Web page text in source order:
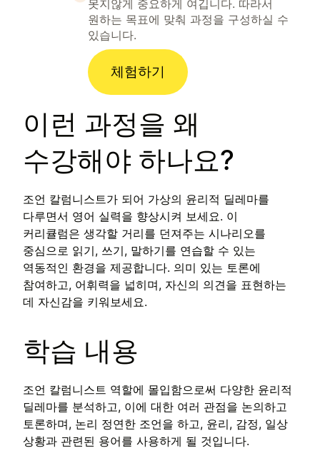
못지않게 중요하게 여깁니다. 따라서
원하는 목표에 맞춰 과정을 구성하실 수
있습니다.
체험하기
이런 과정을 왜
수강해야 하나요?
조언 칼럼니스트가 되어 가상의 윤리적 딜레마를
다루면서 영어 실력을 향상시켜 보세요. 이
커리큘럼은 생각할 거리를 던져주는 시나리오를
중심으로 읽기, 쓰기, 말하기를 연습할 수 있는
역동적인 환경을 제공합니다. 의미 있는 토론에
참여하고, 어휘력을 넓히며, 자신의 의견을 표현하는
데 자신감을 키워보세요.
학습 내용
조언 칼럼니스트 역할에 몰입함으로써 다양한 윤리적
딜레마를 분석하고, 이에 대한 여러 관점을 논의하고
토론하며, 논리 정연한 조언을 하고, 윤리, 감정, 일상
상황과 관련된 용어를 사용하게 될 것입니다.